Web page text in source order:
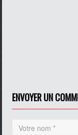
ENVOYER UN